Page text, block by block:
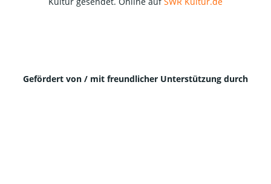
Gefördert von / mit freundlicher Unterstützung durch